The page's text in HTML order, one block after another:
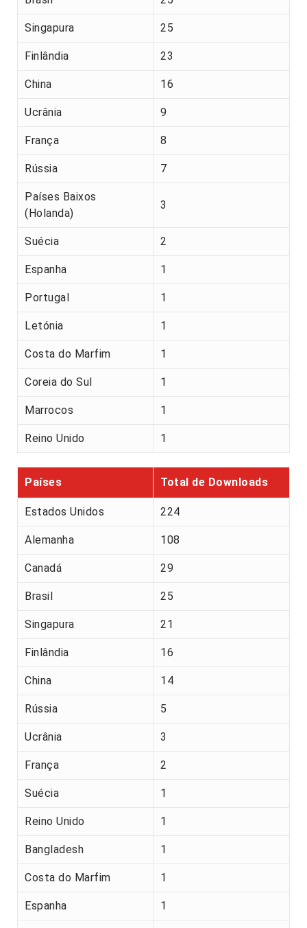
Singapura 25
Finlândia 23
China 16
Ucrânia 9
França 8
Rússia 7
Países Baixos
(Holanda)
3
Suécia 2
Espanha 1
Portugal 1
Letónia 1
Costa do Marfim 1
Coreia do Sul 1
Marrocos 1
Reino Unido 1
Países Total de Downloads
Estados Unidos 224
Alemanha 108
Canadá 29
Brasil 25
Singapura 21
Finlândia 16
China 14
Rússia 5
Ucrânia 3
França 2
Suécia 1
Reino Unido 1
Bangladesh 1
Costa do Marfim 1
Espanha 1